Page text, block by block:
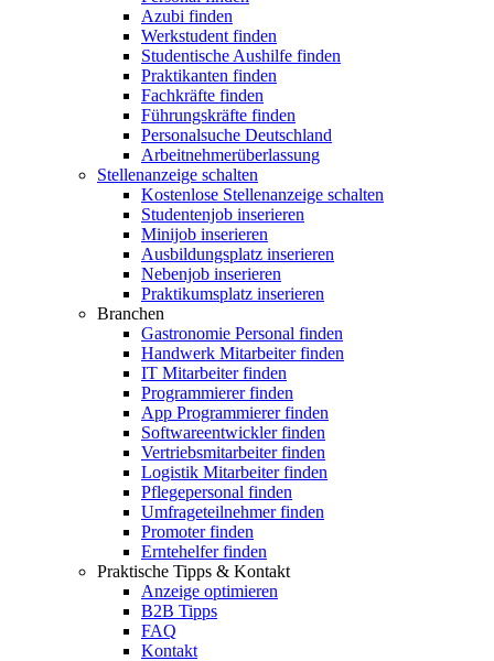
Azubi finden
Werkstudent finden
Studentische Aushilfe finden
Praktikanten finden
Fachkräfte finden
Führungskräfte finden
Personalsuche Deutschland
Arbeitnehmerüberlassung
Stellenanzeige schalten
Kostenlose Stellenanzeige schalten
Studentenjob inserieren
Minijob inserieren
Ausbildungsplatz inserieren
Nebenjob inserieren
Praktikumsplatz inserieren
Branchen
Gastronomie Personal finden
Handwerk Mitarbeiter finden
IT Mitarbeiter finden
Programmierer finden
App Programmierer finden
Softwareentwickler finden
Vertriebsmitarbeiter finden
Logistik Mitarbeiter finden
Pflegepersonal finden
Umfrageteilnehmer finden
Promoter finden
Erntehelfer finden
Praktische Tipps & Kontakt
Anzeige optimieren
B2B Tipps
FAQ
Kontakt